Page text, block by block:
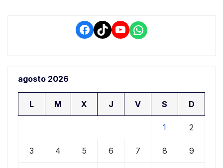
Facebook
TikTokYouTube
WhatsApp
agosto 2026
L M X J V S D
1 2
3 4 5 6 7 8 9